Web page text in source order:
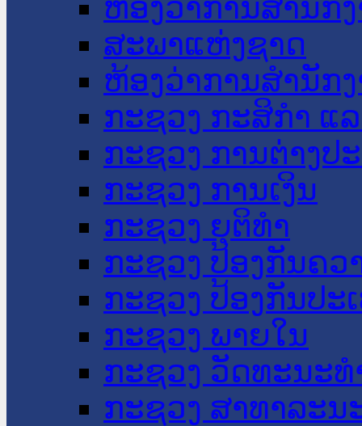
ຫ້ອງວ່າການສໍານັກ
ສະພາແຫ່ງຊາດ
ຫ້ອງວ່າການສຳນັກ
ກະຊວງ ກະສິກຳ ແ
ກະຊວງ ການຕ່າງປ
ກະຊວງ ການເງິນ
ກະຊວງ ຍຸຕິທໍາ
ກະຊວງ ປ້ອງກັນຄວ
ກະຊວງ ປ້ອງກັນປະ
ກະຊວງ ພາຍໃນ
ກະຊວງ ວັດທະນະ
ກະຊວງ ສາທາລະນ